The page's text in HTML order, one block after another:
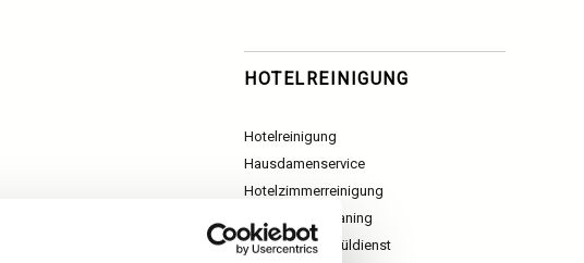
HOTELREINIGUNG
Hotelreinigung
Hausdamenservice
Hotelzimmerreinigung
Public Area Cleaning
Küchenhilfe/Spüldienst